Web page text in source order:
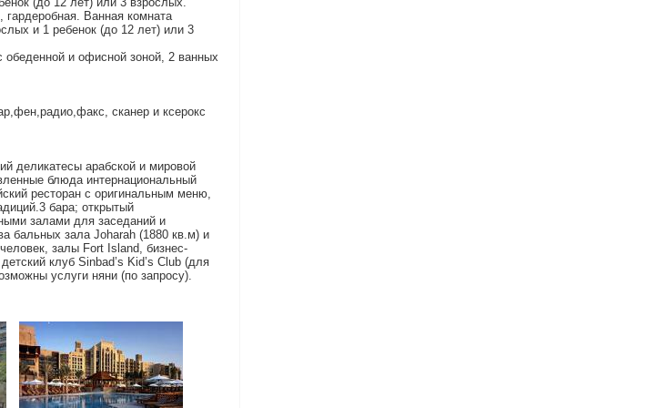
гардеробная. Ванная комната
и 1 ребенок (до 12 лет) или 3
обеденной и офисной зоной, 2 ванных
сканер и ксерокс
деликатесы арабской и мировой
блюда интернациональный
ресторан с оригинальным меню,
бара; открытый
залами для заседаний и
бальных зала Joharah (1880 кв.м) и
залы Fort Island, бизнес-
клуб Sinbad’s Kid’s Club (для
услуги няни (по запросу).